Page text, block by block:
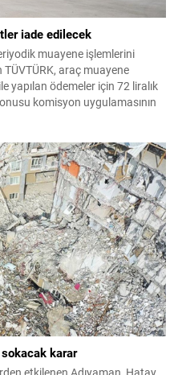
iade edilecek
muayene işlemlerini
araç muayene
yapılan ödemeler için 72 liralık
komisyon uygulamasının
karar
etkilenen Adıyaman, Hatay,